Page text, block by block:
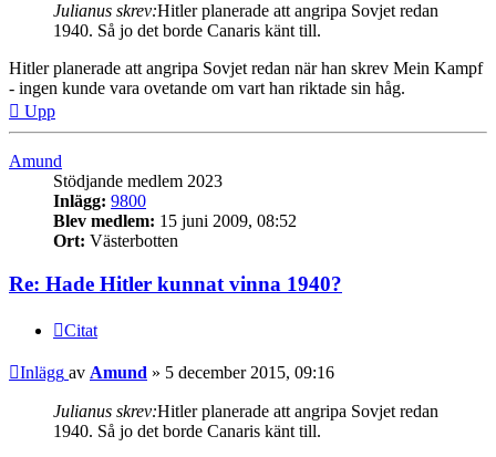
Julianus skrev:Hitler planerade att angripa Sovjet redan
1940. Så jo det borde Canaris känt till.
Hitler planerade att angripa Sovjet redan när han skrev Mein Kampf
- ingen kunde vara ovetande om vart han riktade sin håg.
Upp
Amund
Stödjande medlem 2023
Inlägg: 9800
Blev medlem: 15 juni 2009, 08:52
Ort: Västerbotten
Re: Hade Hitler kunnat vinna 1940?
Citat
Inlägg av Amund » 5 december 2015, 09:16
Julianus skrev:Hitler planerade att angripa Sovjet redan
1940. Så jo det borde Canaris känt till.